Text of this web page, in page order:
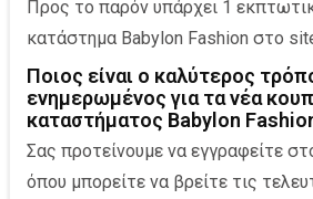
Προς το παρόν υπάρχει 1
κατάστημα Babylon Fashion στο
Ποιος είναι ο καλύτερος
ενημερωμένος για τα νέα
καταστήματος Babylon
Σας προτείνουμε να εγγραφείτε
όπου μπορείτε να βρείτε τις